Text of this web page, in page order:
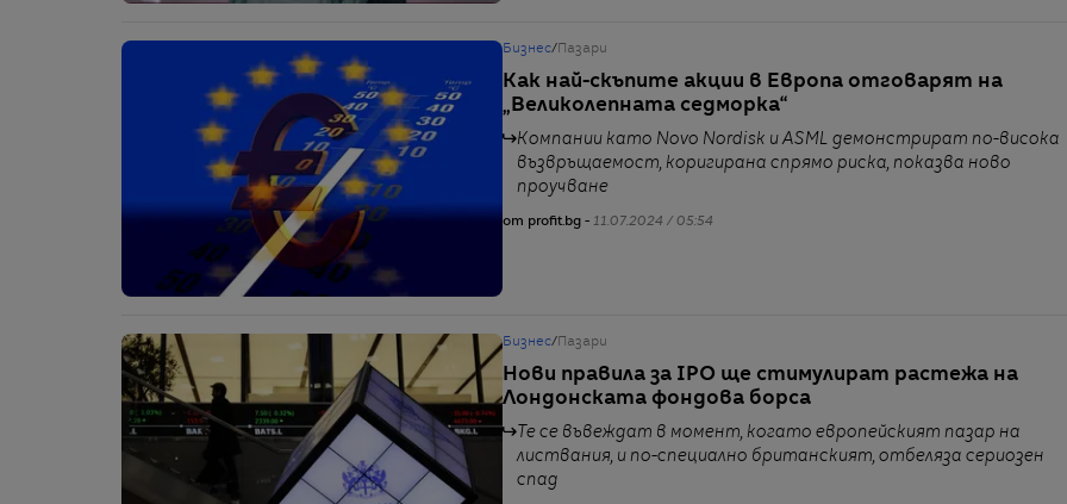
Бизнес/ Пазари
Как най-скъпите акции в Европа отговарят на
„Великолепната седморка“
Компании като Novo Nordisk и ASML демонстрират по-висока
възвръщаемост, коригирана спрямо риска, показва ново
проучване
от profit.bg - 11.07.2024 / 05:54
Бизнес/ Пазари
Нови правила за IPO ще стимулират растежа на
Лондонската фондова борса
Те се въвеждат в момент, когато европейският пазар на
листвания, и по-специално британският, отбеляза сериозен
спад